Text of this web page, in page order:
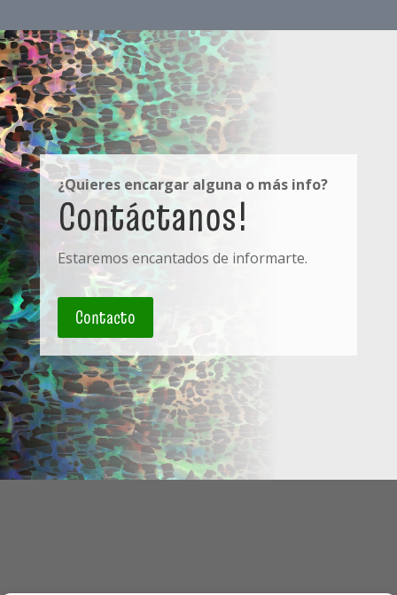
¿Quieres encargar alguna o más info?
Contáctanos!
Estaremos encantados de informarte.
Contacto